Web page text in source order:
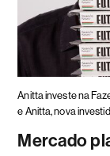
Anitta investe na
e Anitta, nova
Mercado